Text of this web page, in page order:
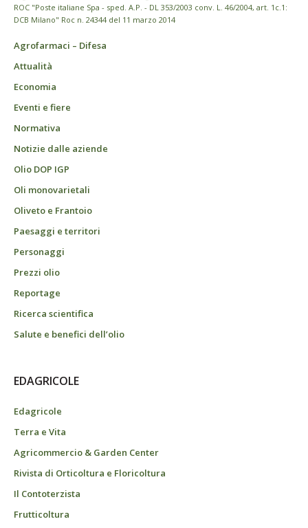
ROC "Poste italiane Spa - sped. A.P. - DL 353/2003 conv. L. 46/2004, art. 1c.1:
DCB Milano" Roc n. 24344 del 11 marzo 2014
Agrofarmaci – Difesa
Attualità
Economia
Eventi e fiere
Normativa
Notizie dalle aziende
Olio DOP IGP
Oli monovarietali
Oliveto e Frantoio
Paesaggi e territori
Personaggi
Prezzi olio
Reportage
Ricerca scientifica
Salute e benefici dell’olio
EDAGRICOLE
Edagricole
Terra e Vita
Agricommercio & Garden Center
Rivista di Orticoltura e Floricoltura
Il Contoterzista
Frutticoltura